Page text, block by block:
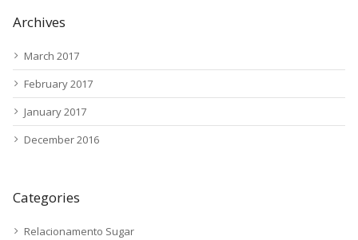
Archives
March 2017
February 2017
January 2017
December 2016
Categories
Relacionamento Sugar